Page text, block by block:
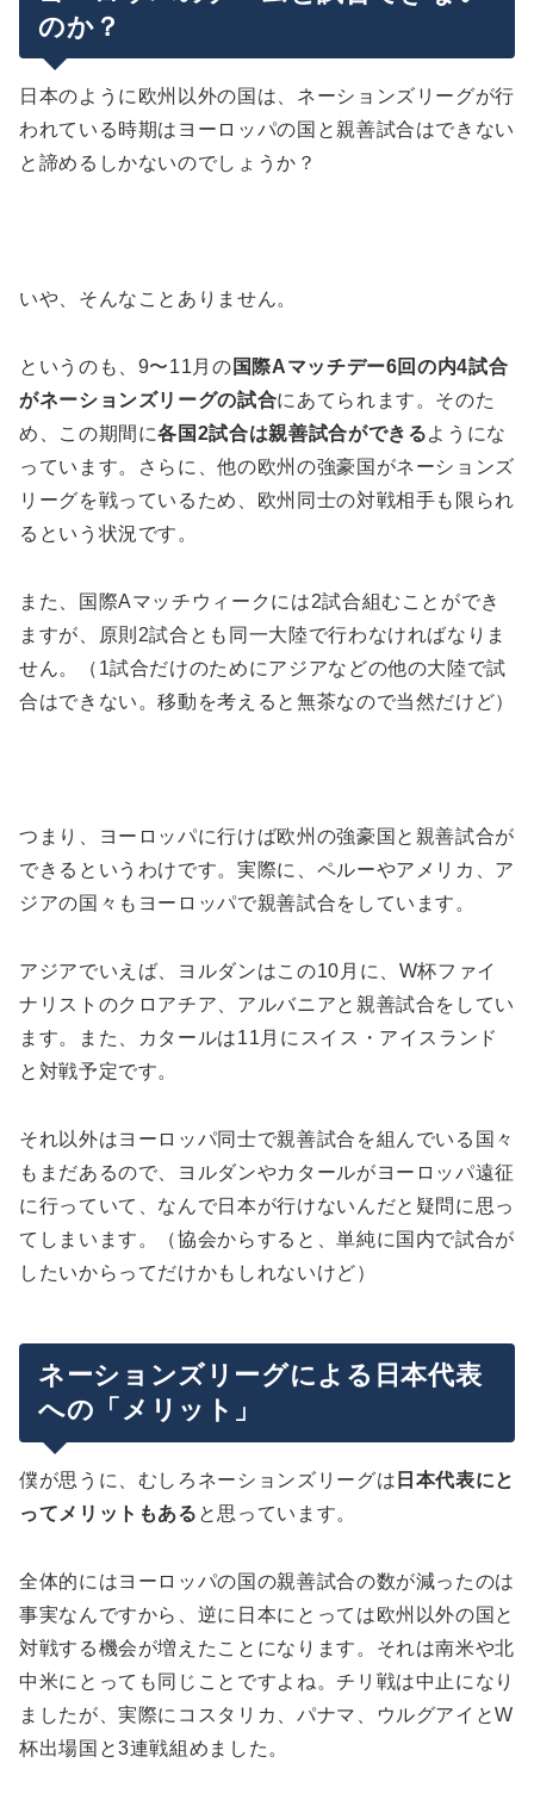
のか？
日本のように欧州以外の国は、ネーションズリーグが行
われている時期はヨーロッパの国と親善試合はできない
と諦めるしかないのでしょうか？
いや、そんなことありません。
というのも、9〜11月の 国際Aマッチデー6回の内4試合
がネーションズリーグの試合にあてられます。そのた
め、この期間に各国2試合は親善試合ができるようにな
っています。さらに、他の欧州の強豪国がネーションズ
リーグを戦っているため、欧州同士の対戦相手も限られ
るという状況です。
また、国際Aマッチウィークには2試合組むことができ
ますが、原則2試合とも同一大陸で行わなければなりま
せん。（1試合だけのためにアジアなどの他の大陸で試
合はできない。移動を考えると無茶なので当然だけど）
つまり、ヨーロッパに行けば欧州の強豪国と親善試合が
できるというわけです。実際に、ペルーやアメリカ、ア
ジアの国々もヨーロッパで親善試合をしています。
アジアでいえば、ヨルダンはこの10月に、W杯ファイ
ナリストのクロアチア、アルバニアと親善試合をしてい
ます。また、カタールは11月にスイス・アイスランド
と対戦予定です。
それ以外はヨーロッパ同士で親善試合を組んでいる国々
もまだあるので、ヨルダンやカタールがヨーロッパ遠征
に行っていて、なんで日本が行けないんだと疑問に思っ
てしまいます。（協会からすると、単純に国内で試合が
したいからってだけかもしれないけど）
ネーションズリーグによる日本代表
への「メリット」
僕が思うに、むしろネーションズリーグは 日本代表にと
ってメリットもある と思っています。
全体的にはヨーロッパの国の親善試合の数が減ったのは
事実なんですから、逆に日本にとっては欧州以外の国と
対戦する機会が増えたことになります。それは南米や北
中米にとっても同じことですよね。チリ戦は中止になり
ましたが、実際にコスタリカ、パナマ、ウルグアイとW
杯出場国と3連戦組めました。